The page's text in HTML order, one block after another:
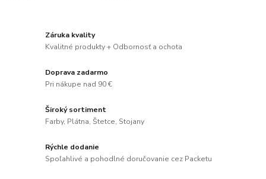
Záruka kvality
Kvalitné produkty + Odbornosť a ochota
Doprava zadarmo
Pri nákupe nad 90 €
Široký sortiment
Farby, Plátna, Štetce, Stojany
Rýchle dodanie
Spoľahlivé a pohodlné doručovanie cez Packetu